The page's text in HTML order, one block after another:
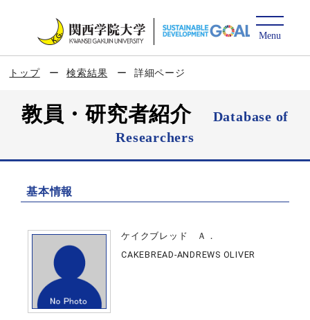
トップ 検索結果 詳細ページ
教員・研究者紹介
Database of
Researchers
基本情報
ケイクブレッド Ａ．
CAKEBREAD-ANDREWS OLIVER